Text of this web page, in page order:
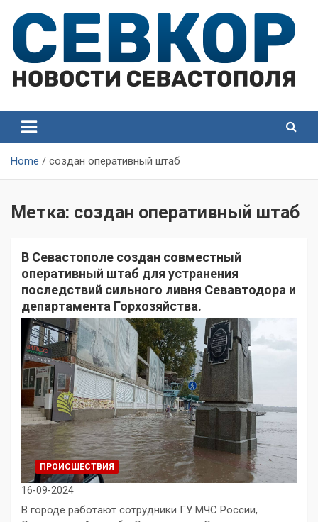
content
Севастополя
Севастополя
Home создан оперативный штаб
Метка: создан оперативный штаб
В Севастополе создан совместный
оперативный штаб для устранения
последствий сильного ливня Севавтодора и
департамента Горхозяйства.
ПРОИСШЕСТВИЯ
16-09-2024
В городе работают сотрудники ГУ МЧС России,